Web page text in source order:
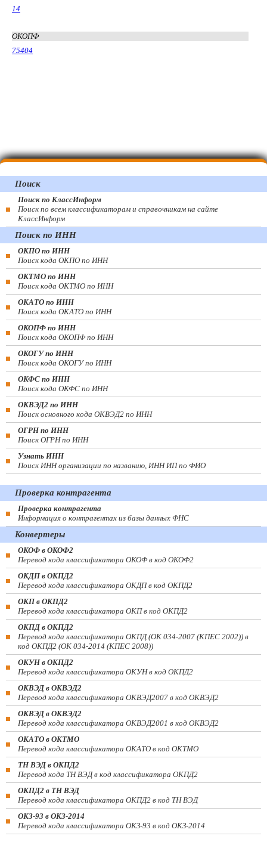
14
ОКОПФ
75404
Поиск
Поиск по КлассИнформ
Поиск по всем классификаторам и справочникам на сайте
КлассИнформ
Поиск по ИНН
ОКПО по ИНН
Поиск кода ОКПО по ИНН
ОКТМО по ИНН
Поиск кода ОКТМО по ИНН
ОКАТО по ИНН
Поиск кода ОКАТО по ИНН
ОКОПФ по ИНН
Поиск кода ОКОПФ по ИНН
ОКОГУ по ИНН
Поиск кода ОКОГУ по ИНН
ОКФС по ИНН
Поиск кода ОКФС по ИНН
ОКВЭД2 по ИНН
Поиск основного кода ОКВЭД2 по ИНН
ОГРН по ИНН
Поиск ОГРН по ИНН
Узнать ИНН
Поиск ИНН организации по названию, ИНН ИП по ФИО
Проверка контрагента
Проверка контрагента
Информация о контрагентах из базы данных ФНС
Конвертеры
ОКОФ в ОКОФ2
Перевод кода классификатора ОКОФ в код ОКОФ2
ОКДП в ОКПД2
Перевод кода классификатора ОКДП в код ОКПД2
ОКП в ОКПД2
Перевод кода классификатора ОКП в код ОКПД2
ОКПД в ОКПД2
Перевод кода классификатора ОКПД (ОК 034-2007 (КПЕС 2002)) в
код ОКПД2 (ОК 034-2014 (КПЕС 2008))
ОКУН в ОКПД2
Перевод кода классификатора ОКУН в код ОКПД2
ОКВЭД в ОКВЭД2
Перевод кода классификатора ОКВЭД2007 в код ОКВЭД2
ОКВЭД в ОКВЭД2
Перевод кода классификатора ОКВЭД2001 в код ОКВЭД2
ОКАТО в ОКТМО
Перевод кода классификатора ОКАТО в код ОКТМО
ТН ВЭД в ОКПД2
Перевод кода ТН ВЭД в код классификатора ОКПД2
ОКПД2 в ТН ВЭД
Перевод кода классификатора ОКПД2 в код ТН ВЭД
ОКЗ-93 в ОКЗ-2014
Перевод кода классификатора ОКЗ-93 в код ОКЗ-2014